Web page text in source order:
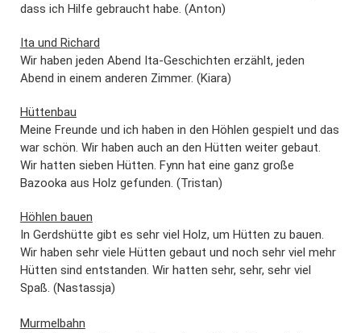
dass ich Hilfe gebraucht habe. (Anton)
Ita und Richard
Wir haben jeden Abend Ita-Geschichten erzählt, jeden
Abend in einem anderen Zimmer. (Kiara)
Hüttenbau
Meine Freunde und ich haben in den Höhlen gespielt und das
war schön. Wir haben auch an den Hütten weiter gebaut.
Wir hatten sieben Hütten. Fynn hat eine ganz große
Bazooka aus Holz gefunden. (Tristan)
Höhlen bauen
In Gerdshütte gibt es sehr viel Holz, um Hütten zu bauen.
Wir haben sehr viele Hütten gebaut und noch sehr viel mehr
Hütten sind entstanden. Wir hatten sehr, sehr, sehr viel
Spaß. (Nastassja)
Murmelbahn